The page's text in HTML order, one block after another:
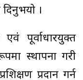
।
एवं पूर्वाधारयुक्त
स्थापना गरी
प्रदान गर्न